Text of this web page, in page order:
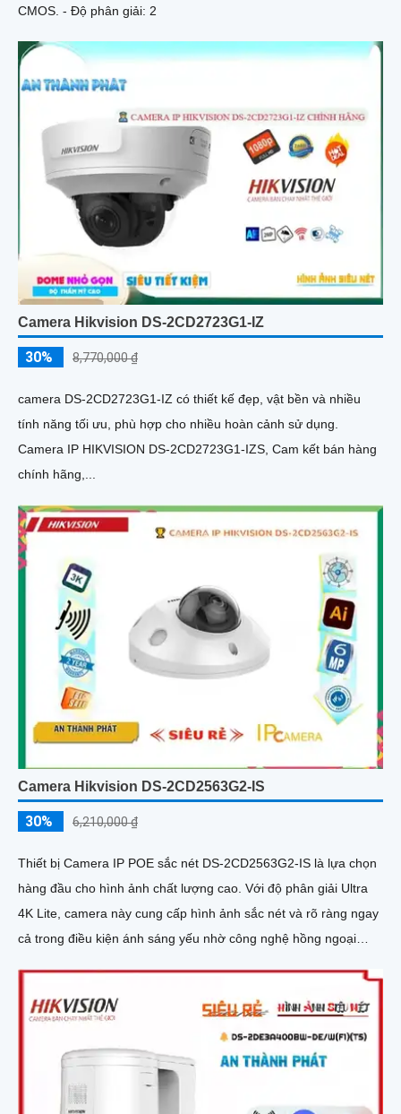
CMOS. - Độ phân giải: 2
Camera Hikvision DS-2CD2723G1-IZ
30% 8,770,000 ₫
camera DS-2CD2723G1-IZ có thiết kế đẹp, vật bền và nhiều
tính năng tối ưu, phù hợp cho nhiều hoàn cảnh sử dụng.
Camera IP HIKVISION DS-2CD2723G1-IZS, Cam kết bán hàng
chính hãng,...
Camera Hikvision DS-2CD2563G2-IS
30% 6,210,000 ₫
Thiết bị Camera IP POE sắc nét DS-2CD2563G2-IS là lựa chọn
hàng đầu cho hình ảnh chất lượng cao. Với độ phân giải Ultra
4K Lite, camera này cung cấp hình ảnh sắc nét và rõ ràng ngay
cả trong điều kiện ánh sáng yếu nhờ công nghệ hồng ngoại